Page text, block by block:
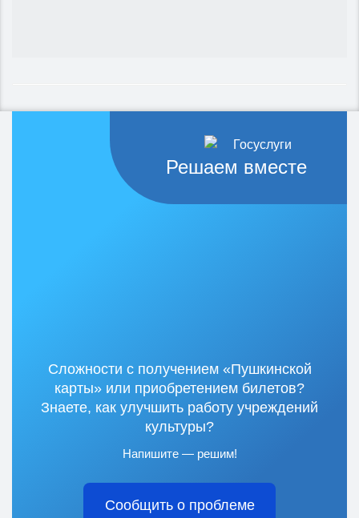
Решаем вместе
Сложности с получением «Пушкинской
карты» или приобретением билетов?
Знаете, как улучшить работу учреждений
культуры?
Напишите — решим!
Сообщить о проблеме